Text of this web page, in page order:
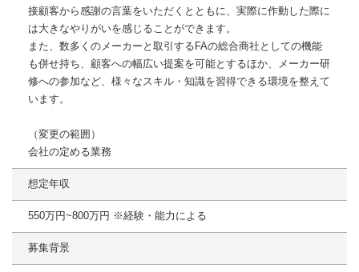
接顧客から感謝の言葉をいただくとともに、実際に作動した際に
は大きなやりがいを感じることができます。
また、数多くのメーカーと取引するFAの総合商社としての機能
も併せ持ち、顧客への幅広い提案を可能とするほか、メーカー研
修への参加など、様々なスキル・知識を習得できる環境を整えて
います。
（変更の範囲）
会社の定める業務
想定年収
550万円~800万円 ※経験・能力による
募集背景